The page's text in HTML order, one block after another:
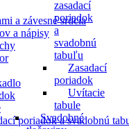
zasadací
poriadok
a
svadobnú
tabuľu
Zasadací
poriadok
Uvítacie
tabule
Svadobné
a závesné srdcia
a nápisy
poriadok a svadobnú